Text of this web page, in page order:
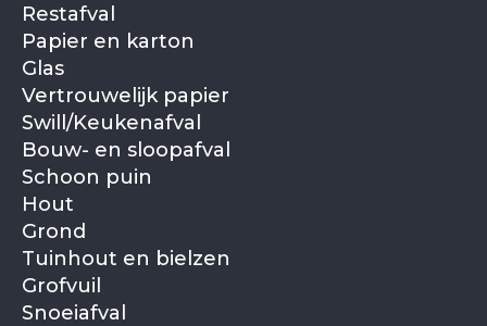
vakantie? Laat dan ruim van tevoren
een afvoer inplannen.
Restafval
Papier en karton
Glas
Vertrouwelijk papier
Swill/Keukenafval
Bouw- en sloopafval
Schoon puin
Hout
Grond
Tuinhout en bielzen
Grofvuil
Snoeiafval